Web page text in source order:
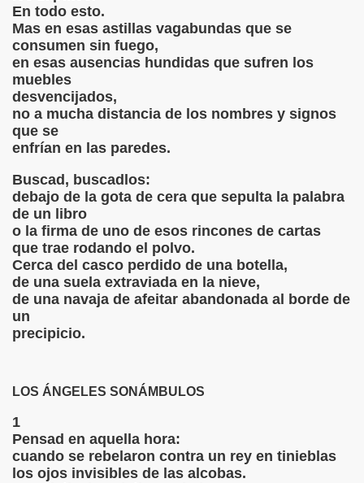
En todo esto.
Mas en esas astillas vagabundas que se
consumen sin fuego,
en esas ausencias hundidas que sufren los
muebles
desvencijados,
no a mucha distancia de los nombres y signos
que se
enfrían en las paredes.
Buscad, buscadlos:
debajo de la gota de cera que sepulta la palabra
de un libro
o la firma de uno de esos rincones de cartas
que trae rodando el polvo.
Cerca del casco perdido de una botella,
de una suela extraviada en la nieve,
de una navaja de afeitar abandonada al borde de
un
precipicio.
LOS ÁNGELES SONÁMBULOS
1
Pensad en aquella hora:
cuando se rebelaron contra un rey en tinieblas
los ojos invisibles de las alcobas.